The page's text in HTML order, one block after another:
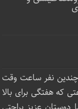
نفر ساعت‌ وقت
که هفتگی برای بالا